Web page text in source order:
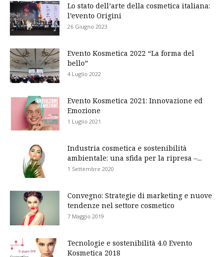
Lo stato dell’arte della cosmetica italiana:
l’evento Origini
26 Giugno 2023
Evento Kosmetica 2022 “La forma del
bello”
4 Luglio 2022
Evento Kosmetica 2021: Innovazione ed
Emozione
1 Luglio 2021
Industria cosmetica e sostenibilità
ambientale: una sfida per la ripresa –...
1 Settembre 2020
Convegno: Strategie di marketing e nuove
tendenze nel settore cosmetico
7 Maggio 2019
Tecnologie e sostenibilità 4.0 Evento
Kosmetica 2018